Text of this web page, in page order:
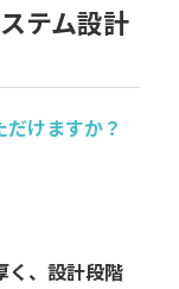
テム設計
けますか？
く、設計段階